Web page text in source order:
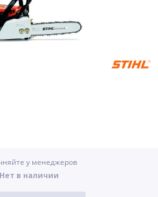
у менеджеров
Нет в наличии